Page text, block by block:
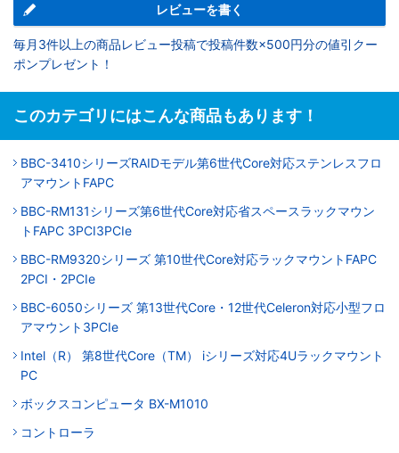
レビューを書く
毎月3件以上の商品レビュー投稿で投稿件数×500円分の値引クー
ポンプレゼント！
このカテゴリにはこんな商品もあります！
BBC-3410シリーズRAIDモデル第6世代Core対応ステンレスフロ
アマウントFAPC
BBC-RM131シリーズ第6世代Core対応省スペースラックマウン
トFAPC 3PCI3PCIe
BBC-RM9320シリーズ 第10世代Core対応ラックマウントFAPC
2PCI・2PCIe
BBC-6050シリーズ 第13世代Core・12世代Celeron対応小型フロ
アマウント3PCIe
Intel（R） 第8世代Core（TM） iシリーズ対応4Uラックマウント
PC
ボックスコンピュータ BX-M1010
コントローラ